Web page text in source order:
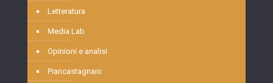
Letteratura
Media Lab
Opinioni e analisi
Piancastagnaio